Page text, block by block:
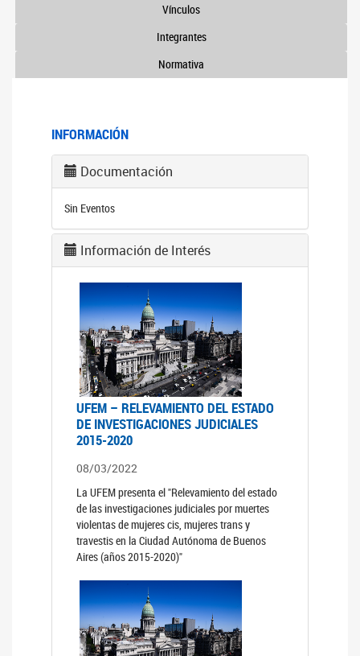
Vínculos
Integrantes
Normativa
INFORMACIÓN
Documentación
Sin Eventos
Información de Interés
UFEM – RELEVAMIENTO DEL ESTADO
DE INVESTIGACIONES JUDICIALES
2015-2020
08/03/2022
La UFEM presenta el "Relevamiento del estado
de las investigaciones judiciales por muertes
violentas de mujeres cis, mujeres trans y
travestis en la Ciudad Autónoma de Buenos
Aires (años 2015-2020)"